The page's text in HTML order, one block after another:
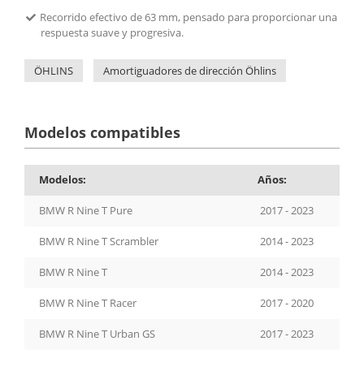
Recorrido efectivo de 63 mm, pensado para proporcionar una
respuesta suave y progresiva.
ÖHLINS Amortiguadores de dirección Öhlins
Modelos compatibles
Modelos: Años:
BMW R Nine T Pure 2017 - 2023
BMW R Nine T Scrambler 2014 - 2023
BMW R Nine T 2014 - 2023
BMW R Nine T Racer 2017 - 2020
BMW R Nine T Urban GS 2017 - 2023